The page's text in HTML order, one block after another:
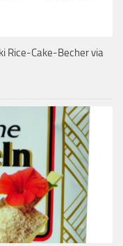
Rice-Cake-Becher via